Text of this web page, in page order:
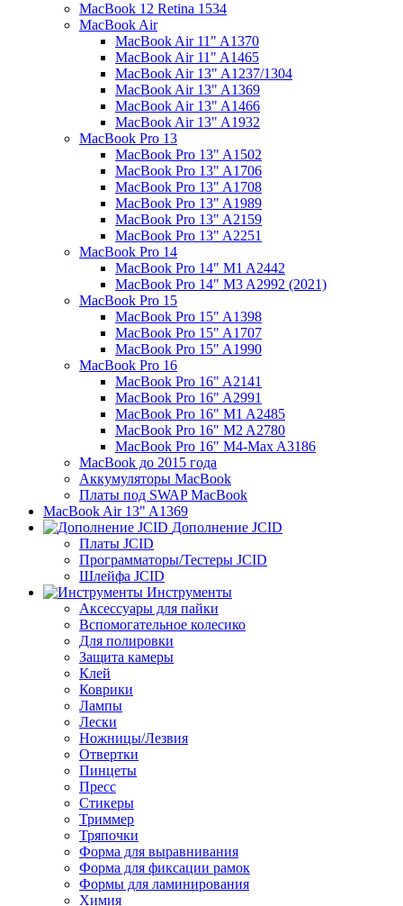
MacBook 12 Retina 1534
MacBook Air
MacBook Air 11" A1370
MacBook Air 11" A1465
MacBook Air 13" A1237/1304
MacBook Air 13" A1369
MacBook Air 13" A1466
MacBook Air 13" A1932
MacBook Pro 13
MacBook Pro 13" A1502
MacBook Pro 13" A1706
MacBook Pro 13" A1708
MacBook Pro 13" A1989
MacBook Pro 13" A2159
MacBook Pro 13" A2251
MacBook Pro 14
MacBook Pro 14" M1 A2442
MacBook Pro 14" M3 A2992 (2021)
MacBook Pro 15
MacBook Pro 15" A1398
MacBook Pro 15" A1707
MacBook Pro 15" A1990
MacBook Pro 16
MacBook Pro 16" A2141
MacBook Pro 16" A2991
MacBook Pro 16" M1 A2485
MacBook Pro 16" M2 A2780
MacBook Pro 16" M4-Max A3186
MacBook до 2015 года
Аккумуляторы MacBook
Платы под SWAP MacBook
MacBook Air 13" A1369
Дополнение JCID
Платы JCID
Программаторы/Тестеры JCID
Шлейфа JCID
Инструменты
Аксессуары для пайки
Вспомогательное колесико
Для полировки
Защита камеры
Клей
Коврики
Лампы
Лески
Ножницы/Лезвия
Отвертки
Пинцеты
Пресс
Стикеры
Триммер
Тряпочки
Форма для выравнивания
Форма для фиксации рамок
Формы для ламинирования
Химия